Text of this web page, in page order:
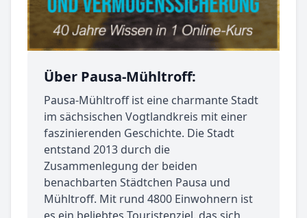
Über Pausa-Mühltroff:
Pausa-Mühltroff ist eine charmante Stadt
im sächsischen Vogtlandkreis mit einer
faszinierenden Geschichte. Die Stadt
entstand 2013 durch die
Zusammenlegung der beiden
benachbarten Städtchen Pausa und
Mühltroff. Mit rund 4800 Einwohnern ist